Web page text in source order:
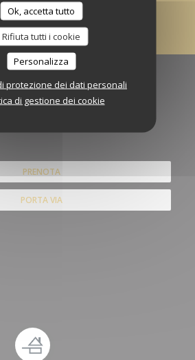
Ok, accetta tutto
Rifiuta tutti i cookie
Personalizza
protezione dei dati personali
di gestione dei cookie
ABBONATI
PRENOTA
PORTA VIA
nuova finestra))
una nuova finestra))